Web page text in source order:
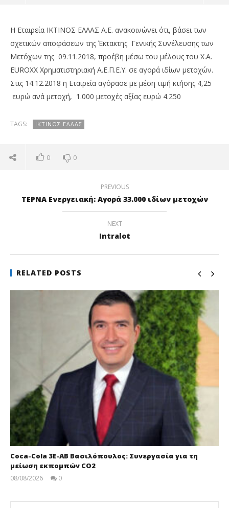
H Εταιρεία IΚΤΙΝΟΣ ΕΛΛΑΣ Α.Ε. ανακοινώνει ότι, βάσει των
σχετικών αποφάσεων της Έκτακτης Γενικής Συνέλευσης των
Μετόχων της 09.11.2018, προέβη μέσω του μέλους του Χ.Α.
EUROXX Χρηματιστηριακή Α.Ε.Π.Ε.Υ. σε αγορά ιδίων μετοχών.
Στις 14.12.2018 η Εταιρεία αγόρασε με μέση τιμή κτήσης 4,25
ευρώ ανά μετοχή, 1.000 μετοχές αξίας ευρώ 4.250
TAGS: ΙΚΤΊΝΟΣ ΕΛΛΆΣ
0 0
PREVIOUS
ΤΕΡΝΑ Ενεργειακή: Αγορά 33.000 ιδίων μετοχών
NEXT
Intralot
RELATED POSTS
Coca-Cola 3Ε-ΑΒ Βασιλόπουλος: Συνεργασία για τη
μείωση εκπομπών CO2
08/08/2026
0